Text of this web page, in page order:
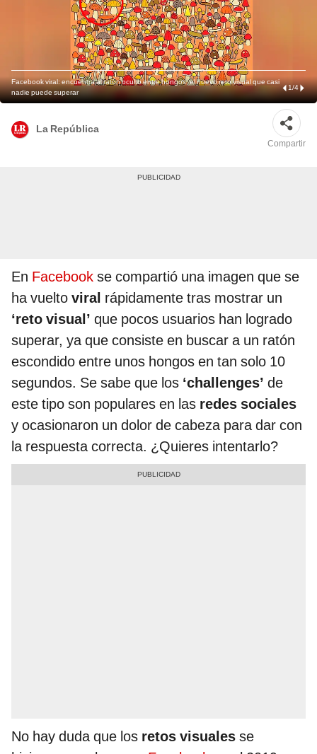
Facebook viral: encuentra al ratón oculto entre hongos, el nuevo reto visual que casi
nadie puede superar
1/4
La República
Compartir
En Facebook se compartió una imagen que se
ha vuelto viral rápidamente tras mostrar un
‘reto visual’ que pocos usuarios han logrado
superar, ya que consiste en buscar a un ratón
escondido entre unos hongos en tan solo 10
segundos. Se sabe que los ‘challenges’ de
este tipo son populares en las redes sociales
y ocasionaron un dolor de cabeza para dar con
la respuesta correcta. ¿Quieres intentarlo?
No hay duda que los retos visuales se